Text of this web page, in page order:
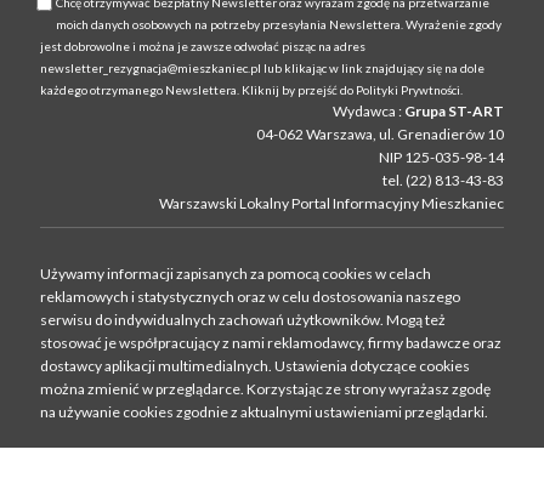
moich danych osobowych na potrzeby przesyłania Newslettera. Wyrażenie zgody
jest dobrowolne i można je zawsze odwołać pisząc na adres
newsletter_rezygnacja@mieszkaniec.pl lub klikając w link znajdujący się na dole
każdego otrzymanego Newslettera. Kliknij by przejść do Polityki Prywtności.
Wydawca : Grupa ST-ART
04-062 Warszawa, ul. Grenadierów 10
NIP 125-035-98-14
tel. (22) 813-43-83
Warszawski Lokalny Portal Informacyjny Mieszkaniec
Używamy informacji zapisanych za pomocą cookies w celach
reklamowych i statystycznych oraz w celu dostosowania naszego
serwisu do indywidualnych zachowań użytkowni­ków. Mogą też
stosować je współpracujący z nami reklamodawcy, firmy badawcze oraz
dostawcy aplikacji multimedialnych. Ustawienia dotyczące cookies
można zmienić w przeglądarce. Korzystając ze strony wyrażasz zgodę
na używanie cookies zgodnie z aktualnymi ustawieniami przeglądarki.